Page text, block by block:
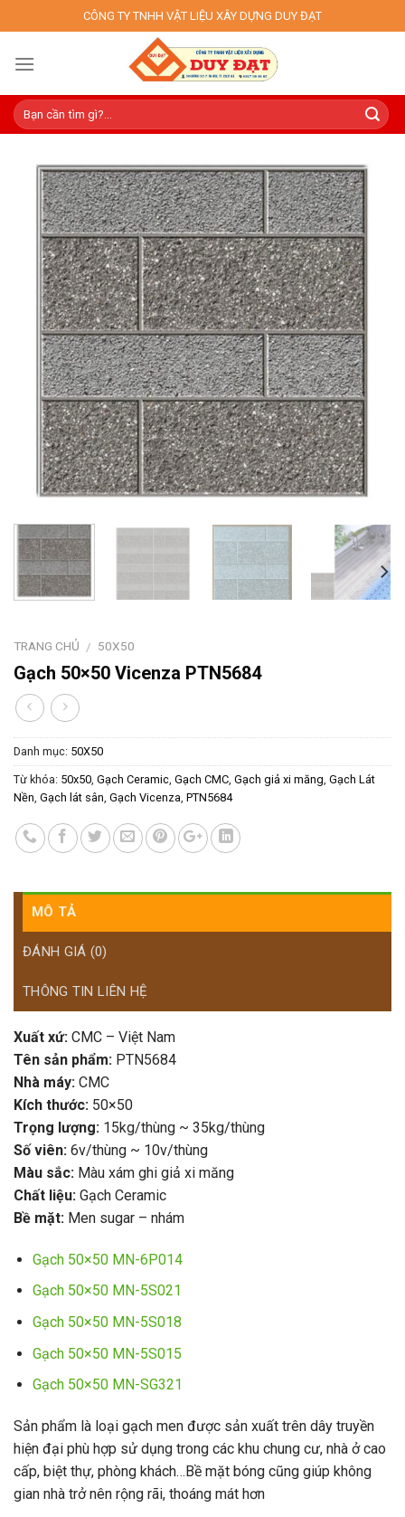
to
content
CÔNG TY TNHH VẬT LIỆU XÂY DỰNG DUY ĐẠT
TRANG CHỦ / 50X50
Gạch 50×50 Vicenza PTN5684
Danh mục: 50X50
Từ khóa: 50x50, Gạch Ceramic, Gạch CMC, Gạch giả xi măng, Gạch Lát
Nền, Gạch lát sân, Gạch Vicenza, PTN5684
MÔ TẢ
ĐÁNH GIÁ (0)
THÔNG TIN LIÊN HỆ
Xuất xứ: CMC – Việt Nam
Tên sản phẩm: PTN5684
Nhà máy: CMC
Kích thước: 50×50
Trọng lượng: 15kg/thùng ~ 35kg/thùng
Số viên: 6v/thùng ~ 10v/thùng
Màu sắc: Màu xám ghi giả xi măng
Chất liệu: Gạch Ceramic
Bề mặt: Men sugar – nhám
Gạch 50×50 MN-6P014
Gạch 50×50 MN-5S021
Gạch 50×50 MN-5S018
Gạch 50×50 MN-5S015
Gạch 50×50 MN-SG321
Sản phẩm là loại gạch men được sản xuất trên dây truyền
hiện đại phù hợp sử dụng trong các khu chung cư, nhà ở cao
cấp, biệt thự, phòng khách…Bề mặt bóng cũng giúp không
gian nhà trở nên rộng rãi, thoáng mát hơn